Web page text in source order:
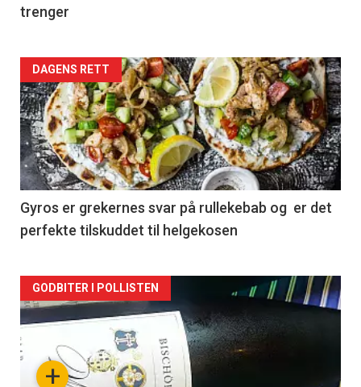
trenger
Forsiden
akkurat
nå
-
2
DAGENS RETT
Gyros er grekernes svar på rullekebab og er det
perfekte tilskuddet til helgekosen
Forsiden
akkurat
nå+
GODBITER I POLLISTEN